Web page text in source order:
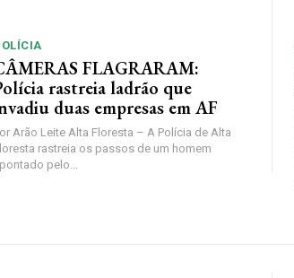
FLAGRARAM:
rastreia ladrão que
duas empresas em AF
Arão Leite Alta Floresta – A Polícia de Alta
rastreia os passos de um homem
pelo...